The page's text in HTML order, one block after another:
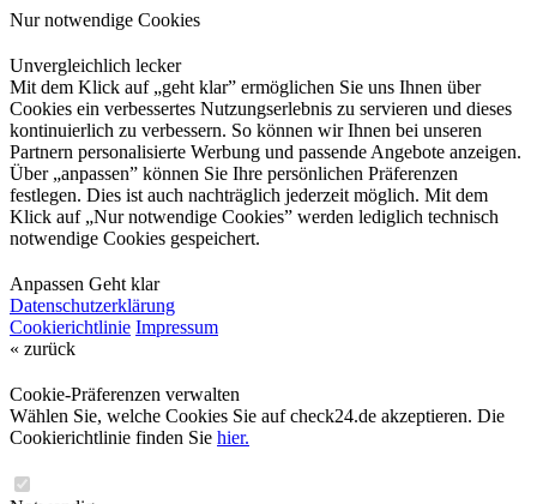
Nur notwendige Cookies
Unvergleichlich lecker
Mit dem Klick auf „geht klar” ermöglichen Sie uns Ihnen über
Cookies ein verbessertes Nutzungserlebnis zu servieren und dieses
kontinuierlich zu verbessern. So können wir Ihnen bei unseren
Partnern personalisierte Werbung und passende Angebote anzeigen.
Über „anpassen” können Sie Ihre persönlichen Präferenzen
festlegen. Dies ist auch nachträglich jederzeit möglich. Mit dem
Klick auf „Nur notwendige Cookies” werden lediglich technisch
notwendige Cookies gespeichert.
Anpassen Geht klar
Datenschutzerklärung
Cookierichtlinie Impressum
« zurück
Cookie-Präferenzen verwalten
Wählen Sie, welche Cookies Sie auf check24.de akzeptieren. Die
Cookierichtlinie finden Sie hier.